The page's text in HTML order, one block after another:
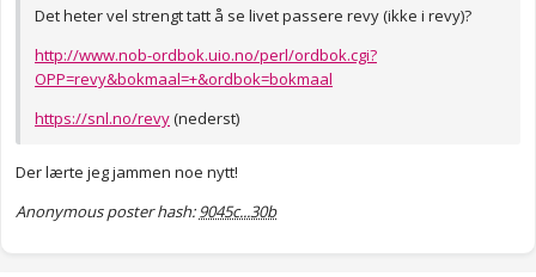
Det heter vel strengt tatt å se livet passere revy (ikke i revy)?
http://www.nob-ordbok.uio.no/perl/ordbok.cgi?
OPP=revy&bokmaal=+&ordbok=bokmaal
https://snl.no/revy(nederst)
Der lærte jeg jammen noe nytt!
Anonymous poster hash:9045c...30b